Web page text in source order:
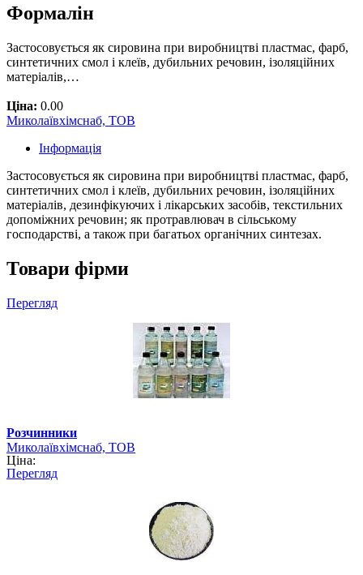
Формалін
Застосовується як сировина при виробництві пластмас, фарб,
синтетичних смол і клеїв, дубильних речовин, ізоляційних
матеріалів,…
Ціна: 0.00
Миколаївхімснаб, ТОВ
Інформація
Застосовується як сировина при виробництві пластмас, фарб,
синтетичних смол і клеїв, дубильних речовин, ізоляційних
матеріалів, дезинфікуючих і лікарських засобів, текстильних
допоміжних речовин; як протравлювач в сільському
господарстві, а також при багатьох органічних синтезах.
Товари фірми
Перегляд
Розчинники
Миколаївхімснаб, ТОВ
Ціна:
Перегляд